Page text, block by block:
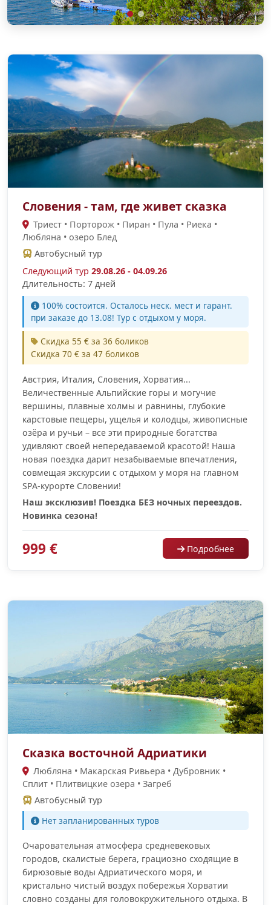
Словения - там, где живет сказка
Триест • Порторож • Пиран • Пула • Риека •
Любляна • озеро Блед
Автобусный тур
Следующий тур 29.08.26 - 04.09.26
Длительность: 7 дней
100% cостоится. Осталось неск. мест и гарант.
при заказе до 13.08! Тур с отдыхом у моря.
Скидка 55 € за 36 боликов
Скидка 70 € за 47 боликов
Австрия, Италия, Словения, Хорватия...
Величественные Альпийские горы и могучие
вершины, плавные холмы и равнины, глубокие
карстовые пещеры, ущелья и колодцы, живописные
озёра и ручьи – все эти природные богатства
удивляют своей непередаваемой красотой! Наша
новая поездка дарит незабываемые впечатления,
совмещая экскурсии с отдыхом у моря на главном
SPA-курорте Словении!
Наш эксклюзив! Поездка БЕЗ ночных переездов.
Новинка сезона!
999 € Подробнее
Сказка восточной Адриатики
Любляна • Макарская Ривьера • Дубровник •
Сплит • Плитвицкие озера • Загреб
Автобусный тур
Нет запланированных туров
Очаровательная атмосфера средневековых
городов, скалистые берега, грациозно сходящие в
бирюзовые воды Адриатического моря, и
кристально чистый воздух побережья Хорватии
словно созданы для головокружительного отдыха. В